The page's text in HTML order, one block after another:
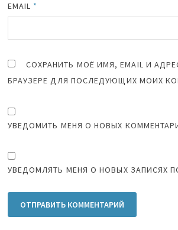
EMAIL *
СОХРАНИТЬ МОЁ ИМЯ, EMAIL И
БРАУЗЕРЕ ДЛЯ ПОСЛЕДУЮЩИХ МОИХ
УВЕДОМИТЬ МЕНЯ О НОВЫХ
УВЕДОМЛЯТЬ МЕНЯ О НОВЫХ ЗАПИСЯХ